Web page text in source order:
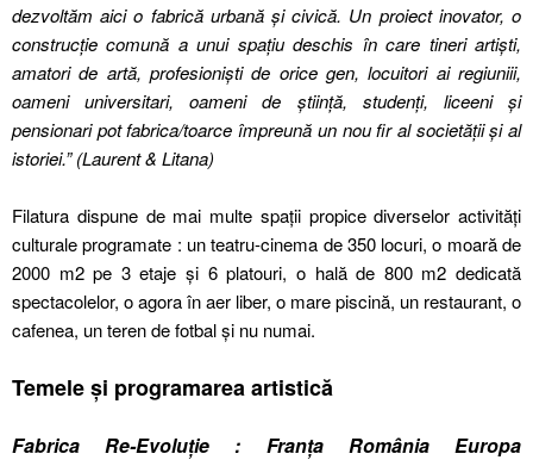
dezvoltăm aici o fabrică urbană și civică. Un proiect inovator, o
construcție comună a unui spațiu deschis în care tineri artiști,
amatori de artă, profesioniști de orice gen, locuitori ai regiuniii,
oameni universitari, oameni de știință, studenți, liceeni și
pensionari pot fabrica/toarce împreună un nou fir al societății și al
istoriei.”(Laurent & Litana)
Filatura dispune de mai multe spații propice diverselor activități
culturale programate : un teatru-cinema de 350 locuri, o moară de
2000 m2 pe 3 etaje și 6 platouri, o hală de 800 m2 dedicată
spectacolelor, o agora în aer liber, o mare piscină, un restaurant, o
cafenea, un teren de fotbal și nu numai.
Temele și programarea artistică
Fabrica Re-Evoluție : Franța România Europa